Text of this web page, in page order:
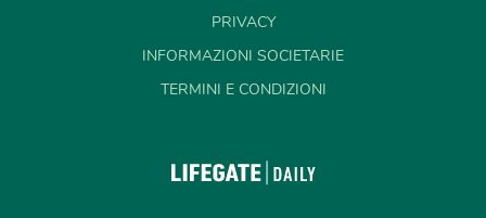
PRIVACY
INFORMAZIONI SOCIETARIE
TERMINI E CONDIZIONI